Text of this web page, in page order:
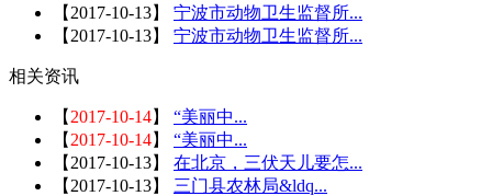
【 2017-10-13】 宁波市动物卫生监督所...
【 2017-10-13】 宁波市动物卫生监督所...
相关资讯
【 2017-10-14】 “美丽中...
【 2017-10-14】 “美丽中...
【 2017-10-13】 在北京，三伏天儿要怎...
【 2017-10-13】 三门县农林局&ldq...